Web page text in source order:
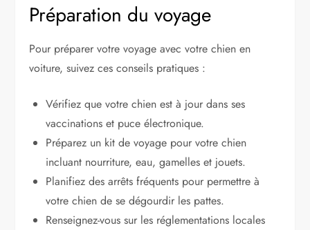
Préparation du voyage
Pour préparer votre voyage avec votre chien en
voiture, suivez ces conseils pratiques :
Vérifiez que votre chien est à jour dans ses
vaccinations et puce électronique.
Préparez un kit de voyage pour votre chien
incluant nourriture, eau, gamelles et jouets.
Planifiez des arrêts fréquents pour permettre à
votre chien de se dégourdir les pattes.
Renseignez-vous sur les réglementations locales